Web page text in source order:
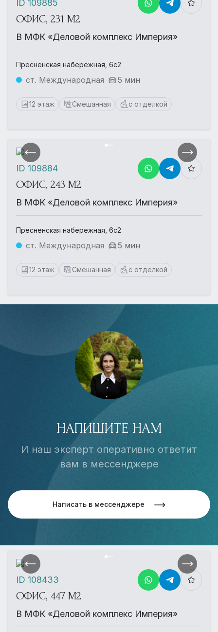
ОФИС, 231 М2
В МФК «Деловой комплекс Империя»
Пресненская набережная, 6с2
ст. Международная 5 мин
12 этаж Смешанная с отделкой
ID 109885
ОФИС, 243 М2
В МФК «Деловой комплекс Империя»
Пресненская набережная, 6с2
ст. Международная 5 мин
12 этаж Смешанная с отделкой
ID 109884
НАПИШИТЕ НАМ
И наш эксперт оперативно ответит
вам в мессенджере
Написать в мессенджере
ОФИС, 447 М2
В МФК «Деловой комплекс Империя»
ID 108433